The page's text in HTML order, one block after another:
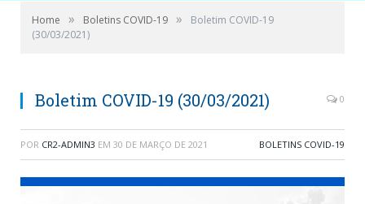
Home » Boletins COVID-19 »
Boletim COVID-19
(30/03/2021)
Boletim COVID-19 (30/03/2021) 0
POR CR2-ADMIN3 EM 30 DE MARÇO DE 2021 BOLETINS COVID-19